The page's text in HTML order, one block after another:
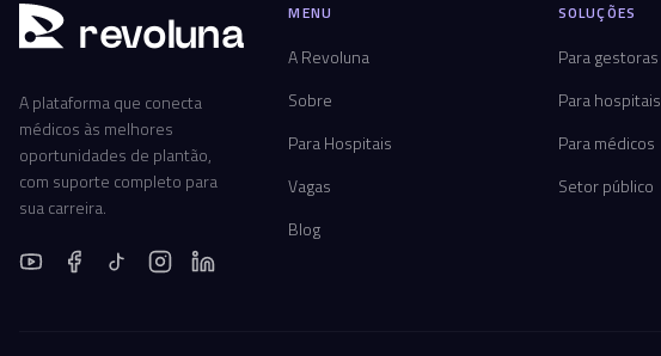
revoluna
A plataforma que conecta
médicos às melhores
oportunidades de plantão,
com suporte completo para
sua carreira.
MENU
A Revoluna
Sobre
Para Hospitais
Vagas
Blog
SOLUÇÕES
Para gestoras
Para hospitais
Para médicos
Setor público